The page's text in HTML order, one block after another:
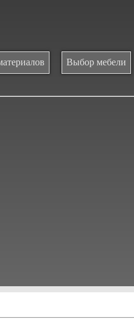
Выбор мебели